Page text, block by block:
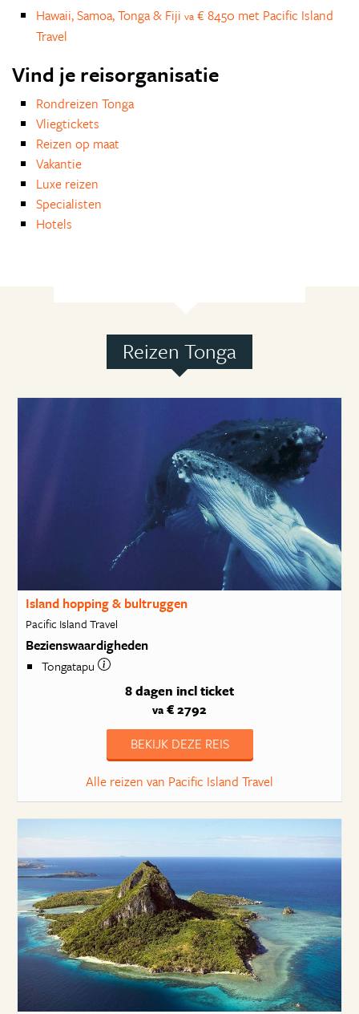
Hawaii, Samoa, Tonga & Fiji va € 8450 met Pacific Island
Travel
Vind je reisorganisatie
Rondreizen Tonga
Vliegtickets
Reizen op maat
Vakantie
Luxe reizen
Specialisten
Hotels
Reizen Tonga
Island hopping & bultruggen
Pacific Island Travel
Bezienswaardigheden
Tongatapu
8 dagen incl ticket
va € 2792
BEKIJK DEZE REIS
Alle reizen van Pacific Island Travel